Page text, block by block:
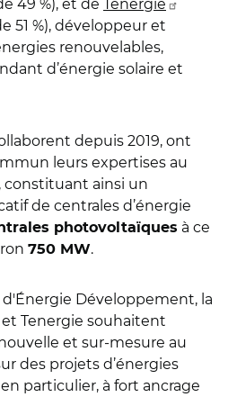
49 %), et de
Tenergie
51 %), développeur et
renouvelables,
d’énergie solaire et
depuis 2019, ont
leurs expertises au
constituant ainsi un
de centrales d’énergie
photovoltaïques à ce
750 MW.
d'Énergie Développement, la
Tenergie souhaitent
et sur-mesure au
des projets d’énergies
particulier, à fort ancrage